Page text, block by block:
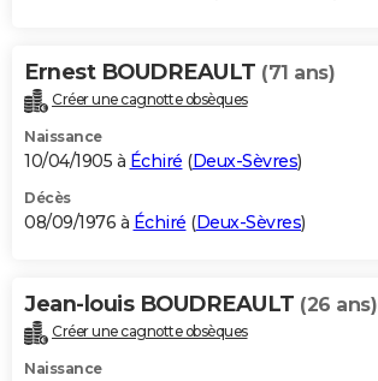
Ernest BOUDREAULT (71 ans)
Créer une cagnotte obsèques
Naissance
10/04/1905 à Échiré (Deux-Sèvres)
Décès
08/09/1976 à Échiré (Deux-Sèvres)
Jean-louis BOUDREAULT (26 ans)
Créer une cagnotte obsèques
Naissance